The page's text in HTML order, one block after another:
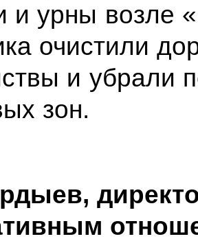
и урны возле
очистили
и убрали
зон.